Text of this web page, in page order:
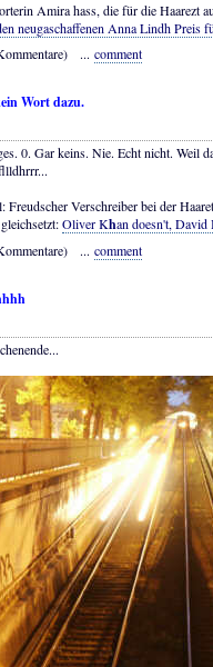
Amira hass, die für die Haarezt
neugaschaffenen Anna Lindh Preis
... comment
Wort dazu.
0. Gar keins. Nie. Echt nicht. Weil
Freudscher Verschreiber bei der
Oliver Khan doesn't, David
... comment